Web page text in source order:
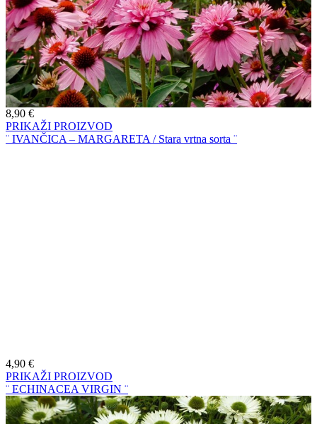
8,90 €
PRIKAŽI PROIZVOD
¨ IVANČICA – MARGARETA / Stara vrtna sorta ¨
4,90 €
PRIKAŽI PROIZVOD
¨ ECHINACEA VIRGIN ¨